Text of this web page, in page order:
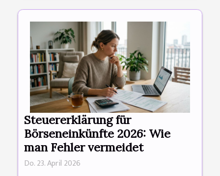
Steuererklärung für
Börseneinkünfte 2026: Wie
man Fehler vermeidet
Do. 23. April 2026